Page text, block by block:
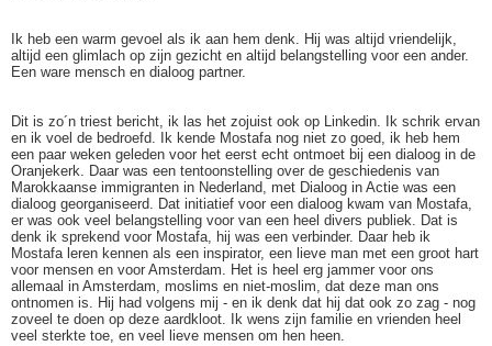
Ik heb een warm gevoel als ik aan hem denk. Hij was altijd vriendelijk,
altijd een glimlach op zijn gezicht en altijd belangstelling voor een ander.
Een ware mensch en dialoog partner.
Dit is zo´n triest bericht, ik las het zojuist ook op Linkedin. Ik schrik ervan
en ik voel de bedroefd. Ik kende Mostafa nog niet zo goed, ik heb hem
een paar weken geleden voor het eerst echt ontmoet bij een dialoog in de
Oranjekerk. Daar was een tentoonstelling over de geschiedenis van
Marokkaanse immigranten in Nederland, met Dialoog in Actie was een
dialoog georganiseerd. Dat initiatief voor een dialoog kwam van Mostafa,
er was ook veel belangstelling voor van een heel divers publiek. Dat is
denk ik sprekend voor Mostafa, hij was een verbinder. Daar heb ik
Mostafa leren kennen als een inspirator, een lieve man met een groot hart
voor mensen en voor Amsterdam. Het is heel erg jammer voor ons
allemaal in Amsterdam, moslims en niet-moslim, dat deze man ons
ontnomen is. Hij had volgens mij - en ik denk dat hij dat ook zo zag - nog
zoveel te doen op deze aardkloot. Ik wens zijn familie en vrienden heel
veel sterkte toe, en veel lieve mensen om hen heen.